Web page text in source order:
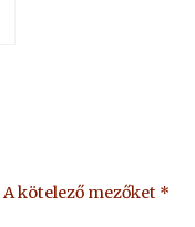
A kötelező mezőket *